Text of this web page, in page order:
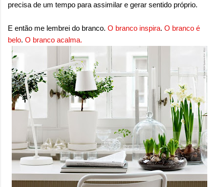
precisa de um tempo para assimilar e gerar sentido próprio.
E então me lembrei do branco. O branco inspira. O branco é
belo. O branco acalma.